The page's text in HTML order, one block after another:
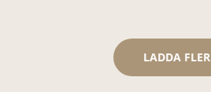
LADDA FLER